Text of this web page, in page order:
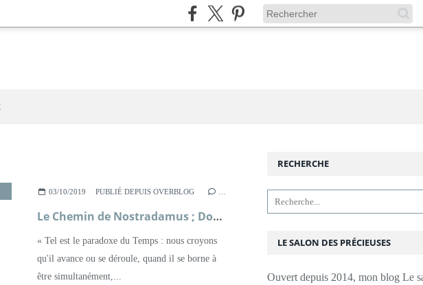
RENAISSANCE FRANÇAISE,ROMAN,XVIÈME SIÈCLE
03/10/2019 PUBLIÉ DEPUIS OVERBLOG
Le Chemin de Nostradamus ; Dominique et Jérôme Nobécourt
« Tel est le paradoxe du Temps : nous croyons
qu'il avance ou se déroule, quand il se borne à
être simultanément,...
RECHERCHE
LE SALON DES PRÉCIEUSES
Ouvert depuis 2014, mon blog Le